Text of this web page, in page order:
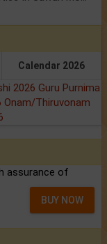
Calendar 2026
2026 Guru Purnima
Onam/Thiruvonam
assurance of
BUY NOW